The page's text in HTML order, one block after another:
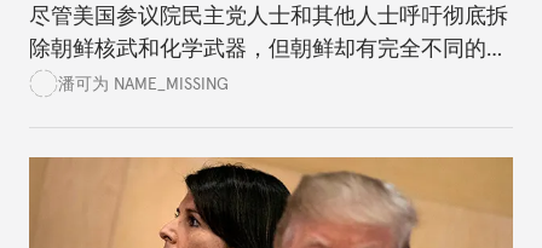
尽管美国参议院民主党人士和其他人士呼吁彻底拆
除朝鲜核武和化学武器，但朝鲜却有完全不同的想
法。美国政党领袖应该清楚认识到进程情况，而不
潘可为 NAME_MISSING